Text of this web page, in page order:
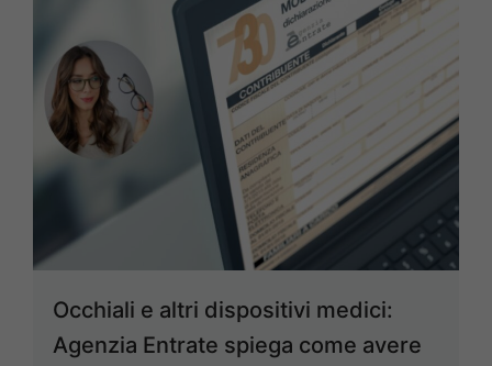
Occhiali e altri dispositivi medici:
Agenzia Entrate spiega come avere